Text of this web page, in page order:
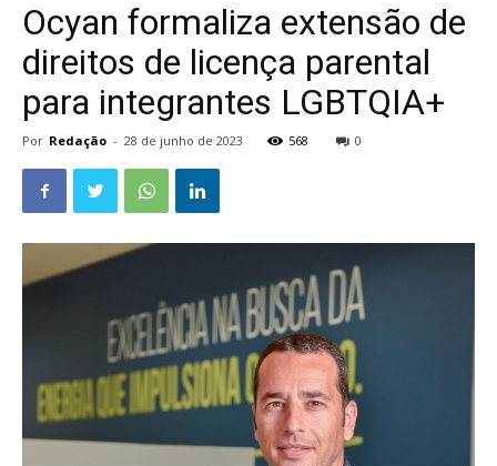
Ocyan formaliza extensão de
direitos de licença parental
para integrantes LGBTQIA+
Por Redação - 28 de junho de 2023 568 0